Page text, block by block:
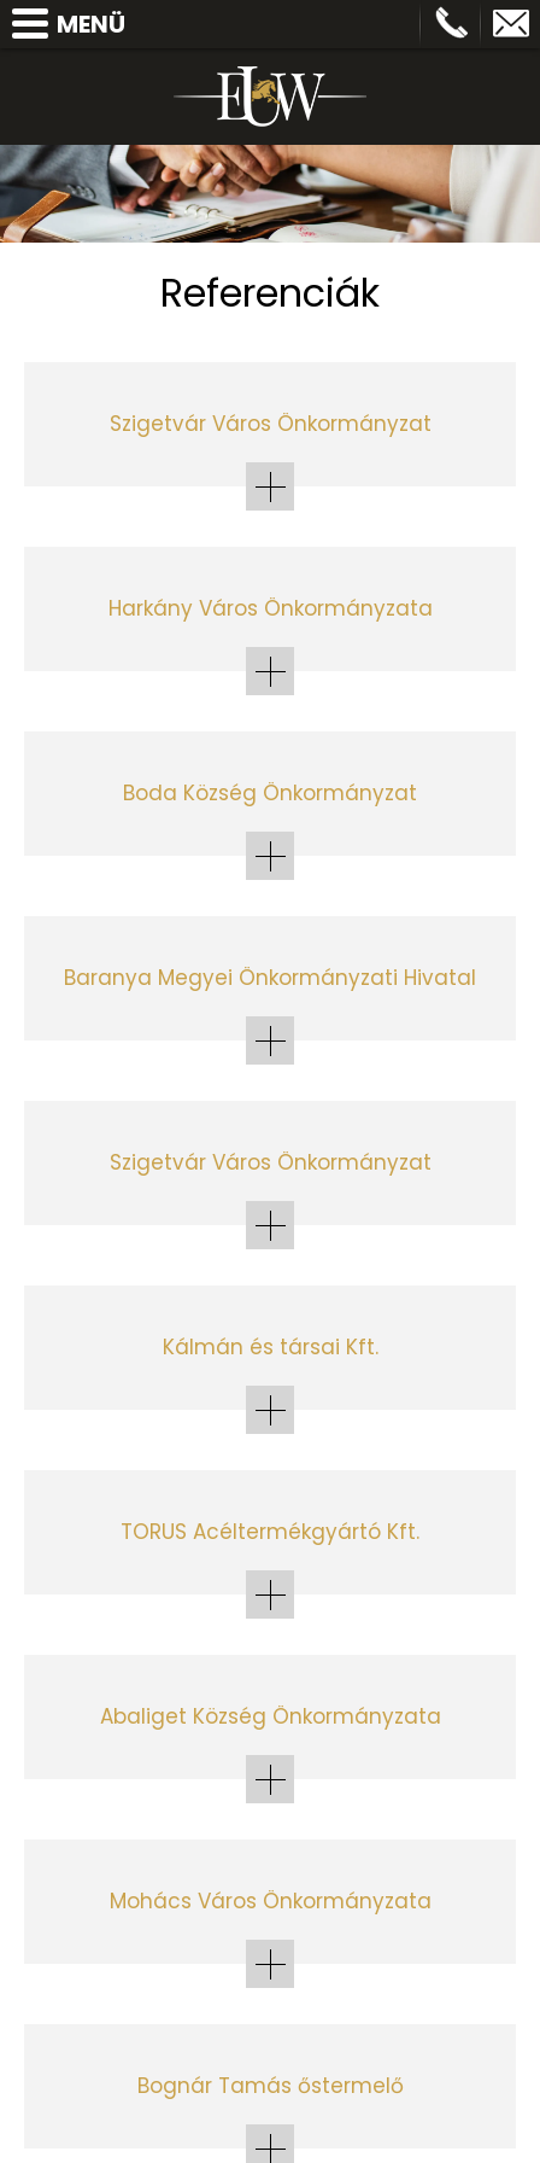
MENÜ
HÍREK
SZOLGÁLTATÁSAINK
Referenciák
Szigetvár Város Önkormányzat
Harkány Város Önkormányzata
Boda Község Önkormányzat
Baranya Megyei Önkormányzati Hivatal
Szigetvár Város Önkormányzat
Kálmán és társai Kft.
TORUS Acéltermékgyártó Kft.
Abaliget Község Önkormányzata
Mohács Város Önkormányzata
Bognár Tamás őstermelő